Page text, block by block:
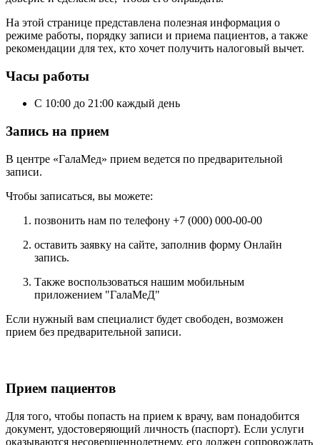
На этой странице представлена полезная информация о
режиме работы, порядку записи и приема пациентов, а также
рекомендации для тех, кто хочет получить налоговый вычет.
Часы работы
С 10:00 до 21:00 каждый день
Запись на прием
В центре «ГалаМед» прием ведется по предварительной
записи.
Чтобы записаться, вы можете:
позвонить нам по телефону +7 (000) 000-00-00
оставить заявку на сайте, заполнив форму Онлайн
запись.
Также воспользоваться нашим мобильным
приложением "ГалаМеД"
Если нужный вам специалист будет свободен, возможен
прием без предварительной записи.
Прием пациентов
Для того, чтобы попасть на прием к врачу, вам понадобится
документ, удостоверяющий личность (паспорт). Если услуги
оказываются несовершеннолетнему, его должен сопровождать